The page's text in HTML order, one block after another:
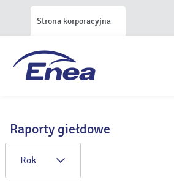
Strona korporacyjna
Raporty giełdowe
Rok